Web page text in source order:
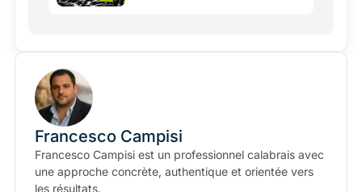
Francesco Campisi
Francesco Campisi est un professionnel calabrais avec
une approche concrète, authentique et orientée vers
les résultats.